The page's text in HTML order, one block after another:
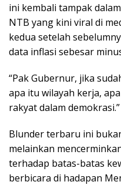
ini kembali tampak
NTB yang kini viral di
kedua setelah
data inflasi sebesar
“Pak Gubernur, jika
apa itu wilayah kerja,
rakyat dalam demokrasi.”
Blunder terbaru ini
melainkan
terhadap batas-batas
berbicara di hadapan